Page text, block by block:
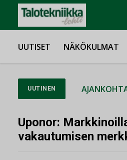
UUTISET NÄKÖKULMAT
UUTINEN
Uponor:
vakautumisen